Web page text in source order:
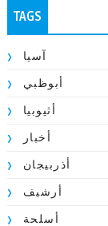
TAGS
آسيا
أبوظبي
أثيوبيا
أخبار
أذربيجان
أرشيف
أسلحة